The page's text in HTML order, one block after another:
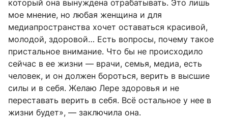
который она вынуждена отрабатывать. Это лишь
мое мнение, но любая женщина и для
медиапространства хочет оставаться красивой,
молодой, здоровой… Есть вопросы, почему такое
пристальное внимание. Что бы не происходило
сейчас в ее жизни — врачи, семья, медиа, есть
человек, и он должен бороться, верить в высшие
силы и в себя. Желаю Лере здоровья и не
переставать верить в себя. Всё остальное у нее в
жизни будет», — заключила она.